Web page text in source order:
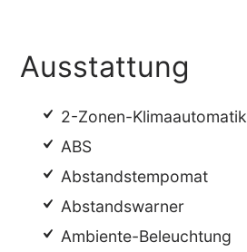
Ausstattung
2-Zonen-Klimaautomatik
ABS
Abstandstempomat
Abstandswarner
Ambiente-Beleuchtung